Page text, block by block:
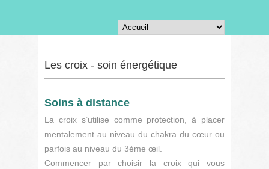
Les croix - soin énergétique
Soins à distance
La croix s’utilise comme protection, à placer
mentalement au niveau du chakra du cœur ou
parfois au niveau du 3ème œil.
Commencer par choisir la croix qui vous